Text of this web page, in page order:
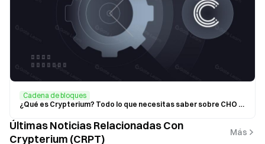
Cadena de bloques
¿Qué es Crypterium? Todo lo que necesitas saber sobre CHO y CRPT
Últimas Noticias Relacionadas Con
Crypterium (CRPT)
Más